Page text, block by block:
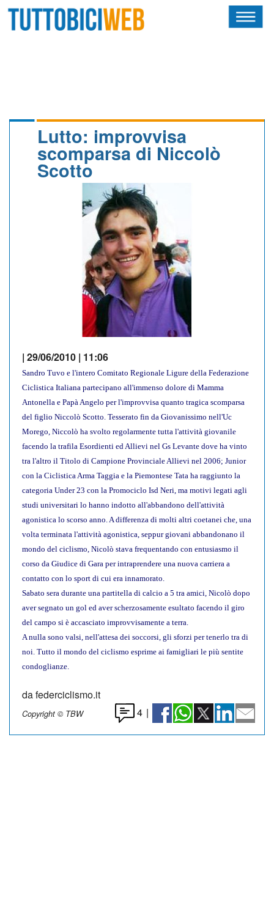
CALENDARIO
Lutto: improvvisa
scomparsa di Niccolò
Scotto
| 29/06/2010 | 11:06
Sandro Tuvo e l'intero Comitato Regionale Ligure della Federazione
Ciclistica Italiana partecipano all'immenso dolore di Mamma
Antonella e Papà Angelo per l'improvvisa quanto tragica scomparsa
del figlio Niccolò Scotto. Tesserato fin da Giovanissimo nell'Uc
Morego, Niccolò ha svolto regolarmente tutta l'attività giovanile
facendo la trafila Esordienti ed Allievi nel Gs Levante dove ha vinto
tra l'altro il Titolo di Campione Provinciale Allievi nel 2006; Junior
con la Ciclistica Arma Taggia e la Piemontese Tata ha raggiunto la
categoria Under 23 con la Promociclo Isd Neri, ma motivi legati agli
studi universitari lo hanno indotto all'abbandono dell'attività
agonistica lo scorso anno. A differenza di molti altri coetanei che, una
volta terminata l'attività agonistica, seppur giovani abbandonano il
mondo del ciclismo, Nicolò stava frequentando con entusiasmo il
corso da Giudice di Gara per intraprendere una nuova carriera a
contatto con lo sport di cui era innamorato.
Sabato sera durante una partitella di calcio a 5 tra amici, Nicolò dopo
aver segnato un gol ed aver scherzosamente esultato facendo il giro
del campo si è accasciato improvvisamente a terra.
A nulla sono valsi, nell'attesa dei soccorsi, gli sforzi per tenerlo tra di
noi. Tutto il mondo del ciclismo esprime ai famigliari le più sentite
condoglianze.
da federciclismo.it
Copyright © TBW 4 |